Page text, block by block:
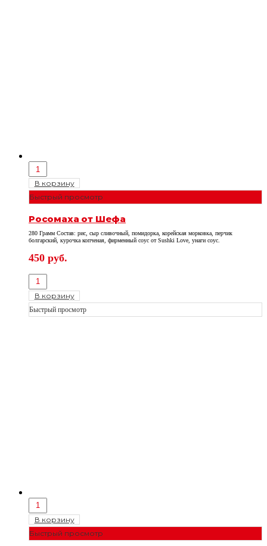
В корзину
Быстрый просмотр
Росомаха от Шефа
280 Грамм Состав: рис, сыр сливочный, помидорка, корейская морковка, перчик
болгарский, курочка копченая, фирменный соус от Sushki Love, унаги соус.
450 руб.
В корзину
Быстрый просмотр
В корзину
Быстрый просмотр